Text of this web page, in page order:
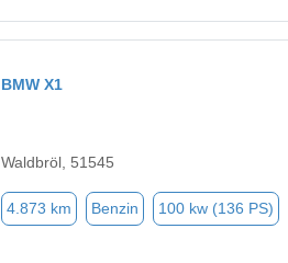
BMW X1
Waldbröl, 51545
4.873 km Benzin 100 kw (136 PS)